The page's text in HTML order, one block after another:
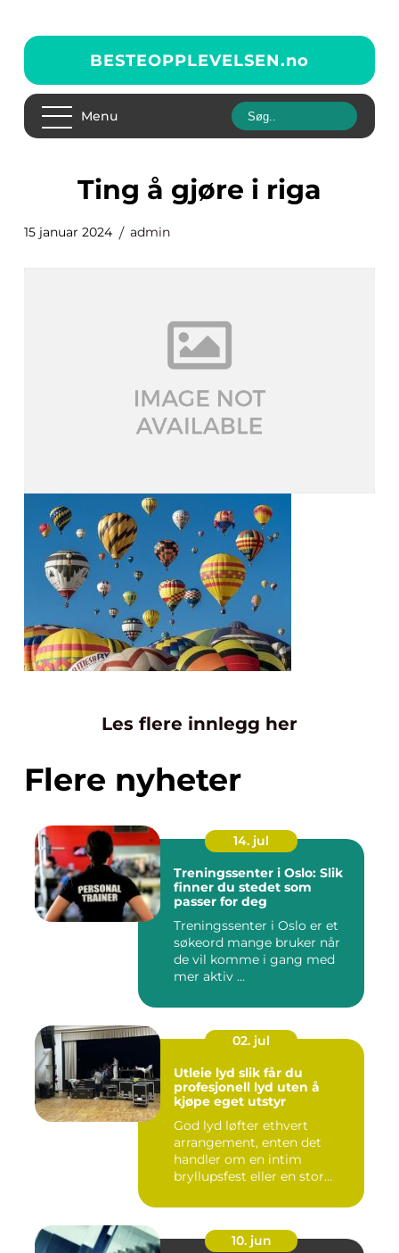
BESTEOPPLEVELSEN.no
Menu
ting å gjøre i riga
15 januar 2024 admin
Les flere innlegg her
Flere nyheter
14. jul
Treningssenter i Oslo: Slik
finner du stedet som
passer for deg
Treningssenter i Oslo er et
søkeord mange bruker når
de vil komme i gang med
mer aktiv ...
02. jul
Utleie lyd slik får du
profesjonell lyd uten å
kjøpe eget utstyr
God lyd løfter ethvert
arrangement, enten det
handler om en intim
bryllupsfest eller en stor
10. jun